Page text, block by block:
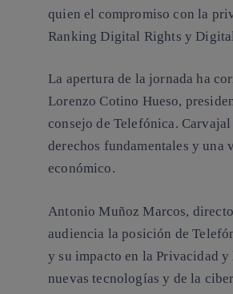
quien el compromiso con la
Ranking Digital Rights y
La apertura de la jornada ha
Lorenzo Cotino Hueso,
consejo de Telefónica.
derechos fundamentales y
económico.
Antonio Muñoz Marcos,
audiencia la posición de
y su impacto en la Privacidad
nuevas tecnologías y de la